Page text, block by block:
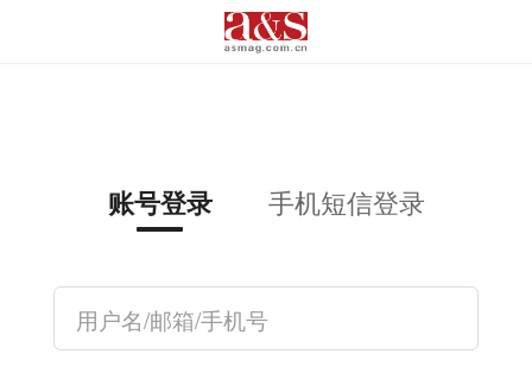
账号登录 手机短信登录